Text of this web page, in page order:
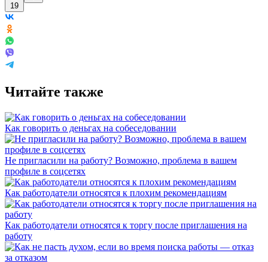
19
Читайте также
Как говорить о деньгах на собеседовании
Не пригласили на работу? Возможно, проблема в вашем
профиле в соцсетях
Как работодатели относятся к плохим рекомендациям
Как работодатели относятся к торгу после приглашения на
работу